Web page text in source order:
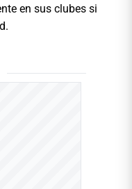
en sus clubes si